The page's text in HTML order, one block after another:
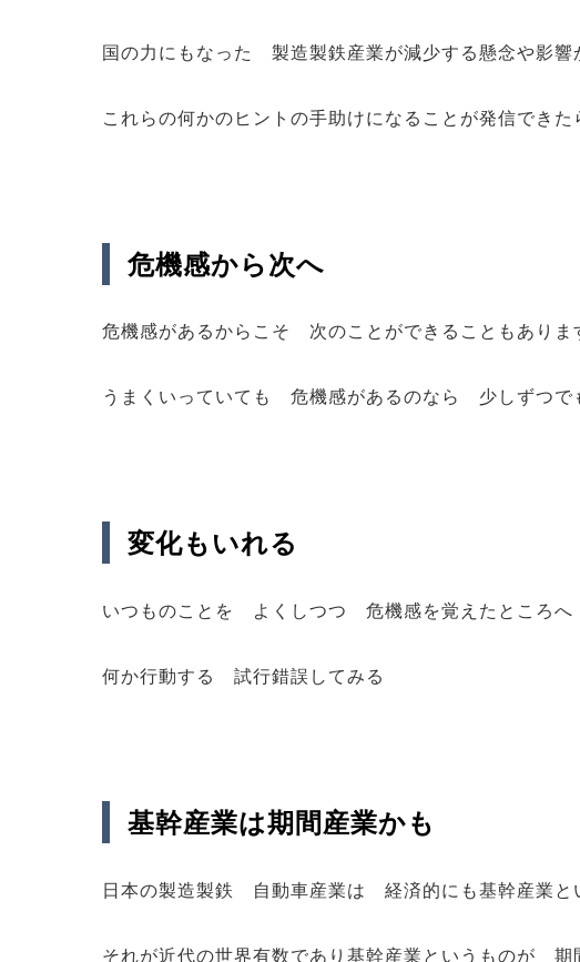
国の力にもなった 製造製鉄産業が減少する懸念や影響
これらの何かのヒントの手助けになることが発信できた
危機感から次へ
危機感があるからこそ 次のことができることもありま
うまくいっていても 危機感があるのなら 少しずつ
変化もいれる
いつものことを よくしつつ 危機感を覚えたところ
何か行動する 試行錯誤してみる
基幹産業は期間産業かも
日本の製造製鉄 自動車産業は 経済的にも基幹産業と
それが近代の世界有数であり基幹産業というものが 期